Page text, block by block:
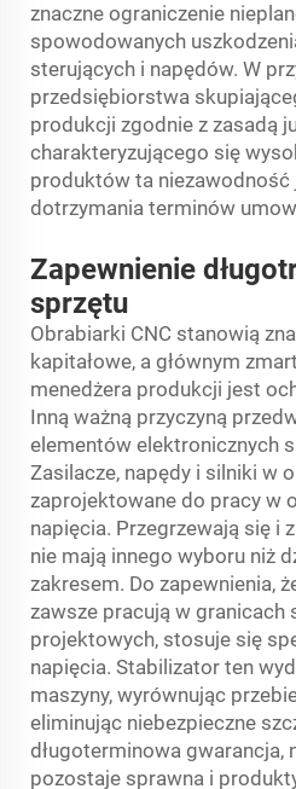
znaczne ograniczenie
spowodowanych
sterujących i napędów. W
przedsiębiorstwa
produkcji zgodnie z zasadą
charakteryzującego się
produktów ta
dotrzymania terminów
Zapewnienie
sprzętu
Obrabiarki CNC stanowią
kapitałowe, a głównym
menedżera produkcji jest
Inną ważną przyczyną
elementów elektronicznych
Zasilacze, napędy i silniki w
zaprojektowane do pracy w
napięcia. Przegrzewają się i
nie mają innego wyboru niż
zakresem. Do zapewnienia,
zawsze pracują w
projektowych, stosuje się
napięcia. Stabilizator ten
maszyny, wyrównując
eliminując niebezpieczne
długoterminowa gwarancja,
pozostaje sprawna i